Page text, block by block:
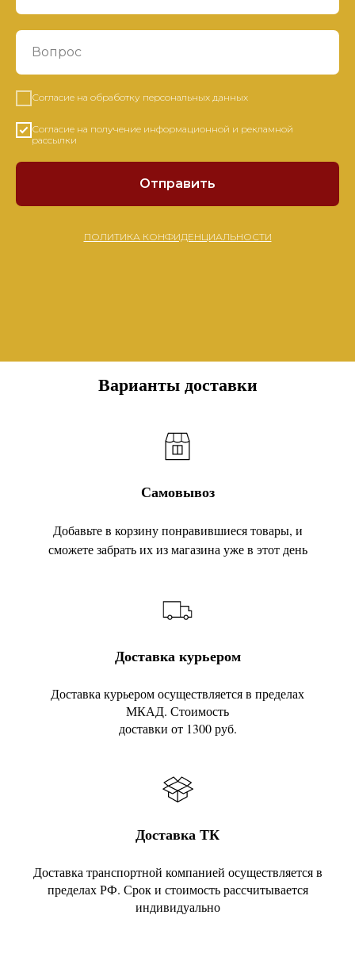
Согласие на обработку персональных данных
Согласие на получение информационной и рекламной
рассылки
Отправить
ПОЛИТИКА КОНФИДЕНЦИАЛЬНОСТИ
Варианты доставки
Самовывоз
Добавьте в корзину понравившиеся товары, и
сможете забрать их из магазина уже в этот день
Доставка курьером
Доставка курьером осуществляется в пределах
МКАД. Стоимость
доставки от 1300 руб.
Доставка ТК
Доставка транспортной компанией осуществляется в
пределах РФ. Срок и стоимость рассчитывается
индивидуально